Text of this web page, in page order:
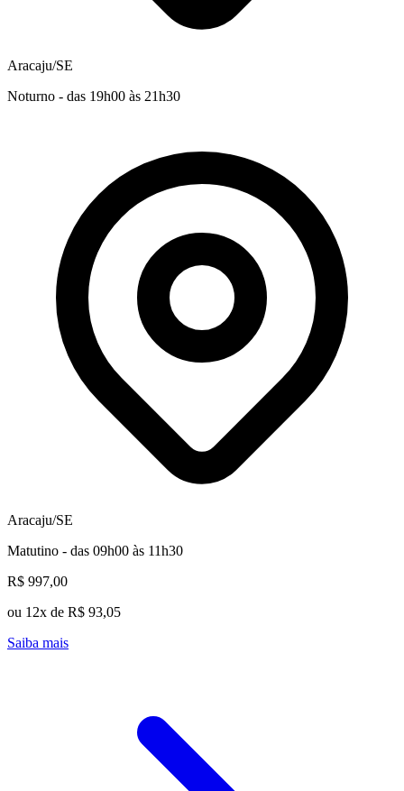
Aracaju/SE
Noturno - das 19h00 às 21h30
Aracaju/SE
Matutino - das 09h00 às 11h30
R$ 997,00
ou 12x de R$ 93,05
Saiba mais